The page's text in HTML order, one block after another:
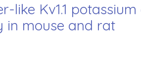
like Kv1.1
in mouse and rat